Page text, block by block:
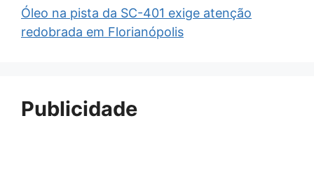
Óleo na pista da SC-401 exige atenção
redobrada em Florianópolis
Publicidade